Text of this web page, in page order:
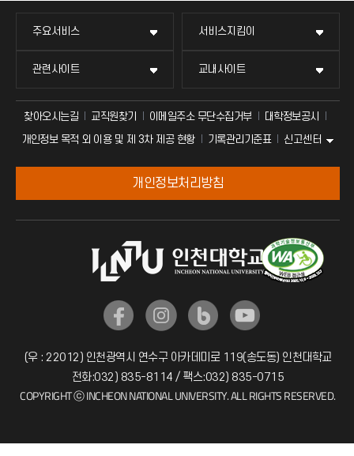
주요서비스 서비스지킴이
관련사이트 교내사이트
찾아오시는길 교직원찾기 이메일주소 무단수집거부
대학정보공시
개인정보 목적 외 이용 및 제 3차 제공 현황
기록관리기준표 신고센터
개인정보처리방침
(우 : 22012) 인천광역시 연수구 아카데미로 119(송도동) 인천대학교
전화:032) 835-8114 / 팩스:032) 835-0715
COPYRIGHT ⓒ INCHEON NATIONAL UNIVERSITY. ALL RIGHTS RESERVED.